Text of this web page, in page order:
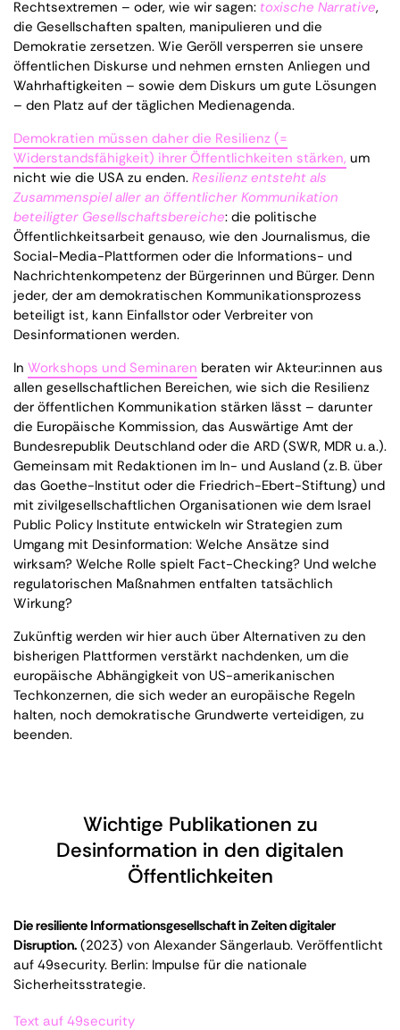
Rechtsextremen – oder, wie wir sagen: toxische Narrative,
die Gesellschaften spalten, manipulieren und die
Demokratie zersetzen. Wie Geröll versperren sie unsere
öffentlichen Diskurse und nehmen ernsten Anliegen und
Wahrhaftigkeiten – sowie dem Diskurs um gute Lösungen
– den Platz auf der täglichen Medienagenda.
Demokratien müssen daher die Resilienz (=
Widerstandsfähigkeit) ihrer Öffentlichkeiten stärken, um
nicht wie die USA zu enden. Resilienz entsteht als
Zusammenspiel aller an öffentlicher Kommunikation
beteiligter Gesellschaftsbereiche: die politische
Öffentlichkeitsarbeit genauso, wie den Journalismus, die
Social-Media-Plattformen oder die Informations- und
Nachrichtenkompetenz der Bürgerinnen und Bürger. Denn
jeder, der am demokratischen Kommunikationsprozess
beteiligt ist, kann Einfallstor oder Verbreiter von
Desinformationen werden.
In Workshops und Seminaren beraten wir Akteur:innen aus
allen gesellschaftlichen Bereichen, wie sich die Resilienz
der öffentlichen Kommunikation stärken lässt – darunter
die Europäische Kommission, das Auswärtige Amt der
Bundesrepublik Deutschland oder die ARD (SWR, MDR u. a.).
Gemeinsam mit Redaktionen im In- und Ausland (z. B. über
das Goethe-Institut oder die Friedrich-Ebert-Stiftung) und
mit zivilgesellschaftlichen Organisationen wie dem Israel
Public Policy Institute entwickeln wir Strategien zum
Umgang mit Desinformation: Welche Ansätze sind
wirksam? Welche Rolle spielt Fact-Checking? Und welche
regulatorischen Maßnahmen entfalten tatsächlich
Wirkung?
Zukünftig werden wir hier auch über Alternativen zu den
bisherigen Plattformen verstärkt nachdenken, um die
europäische Abhängigkeit von US-amerikanischen
Techkonzernen, die sich weder an europäische Regeln
halten, noch demokratische Grundwerte verteidigen, zu
beenden.
Wichtige Publikationen zu
Desinformation in den digitalen
Öffentlichkeiten
Die resiliente Informationsgesellschaft in Zeiten digitaler
Disruption. (2023) von Alexander Sängerlaub. Veröffentlicht
auf 49security. Berlin: Impulse für die nationale
Sicherheitsstrategie.
Text auf 49security